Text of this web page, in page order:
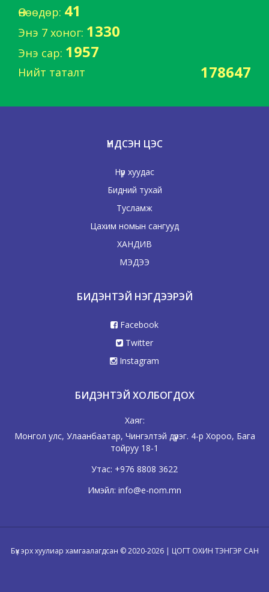
Өнөөдөр: 41
Энэ 7 хоног: 1330
Энэ сар: 1957
Нийт таталт 178647
ҮНДСЭН ЦЭС
Нүүр хуудас
Бидний тухай
Тусламж
Цахим номын сангууд
ХАНДИВ
МЭДЭЭ
БИДЭНТЭЙ НЭГДЭЭРЭЙ
Facebook
Twitter
Instagram
БИДЭНТЭЙ ХОЛБОГДОХ
Хаяг:
Монгол улс, Улаанбаатар, Чингэлтэй дүүрэг. 4-р Хороо, Бага
тойруу 18-1
Утас: +976 8808 3622
Имэйл: info@e-nom.mn
Бүх эрх хуулиар хамгаалагдсан © 2020-2026 | ЦОГТ ОХИН ТЭНГЭР САН